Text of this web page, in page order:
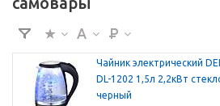
Чайник электрический
DL-1202 1,5л 2,2кВт
черный